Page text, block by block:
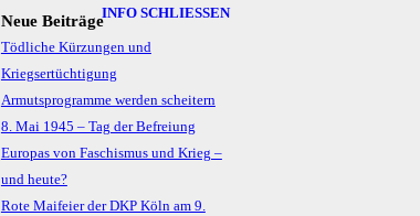
Impressum & Datenschutz
INFO SCHLIESSEN
Neue Beiträge
Tödliche Kürzungen und
Kriegsertüchtigung
Armutsprogramme werden scheitern
8. Mai 1945 – Tag der Befreiung
Europas von Faschismus und Krieg –
und heute?
Rote Maifeier der DKP Köln am 9.